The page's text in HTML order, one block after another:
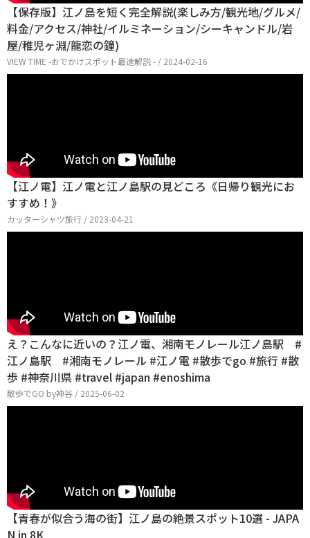
【保存版】江ノ島を短く完全解説(楽しみ方/観光地/グルメ/
料金/アクセス/神社/イルミネーション/シーキャンドル/岩
屋/稚児ヶ淵/龍恋の鐘)
VIEW TIME -おでかけスポット最速解説 - / 2024-02-16
【江ノ電】江ノ電と江ノ島駅の見どころ《日帰り観光にお
すすめ！》
カッターシャツ旅行 / 2023-04-21
え？こんなに近いの？江ノ電、湘南モノレール江ノ島駅 #
江ノ島駅 #湘南モノレール #江ノ電 #散歩でgo #旅行 #散
歩 #神奈川県 #travel #japan #enoshima
散歩でGO by神谷 / 2025-06-02
【青春が似合う海の街】江ノ島の絶景スポット10選 - JAPA